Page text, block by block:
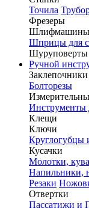
Точила
Фрезеры
Шлифмашины
Шприцы для
Шуруповерты
Ручной
Заклепочники
Болторезы
Инструменты
Клещи
Ключи
Круглогубцы
Кусачки
Молотки,
Напильники,
Резаки
Отвертки
Пассатижи и